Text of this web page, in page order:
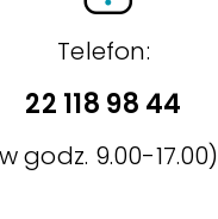
Telefon:
22 118 98 44
godz. 9.00-17.00)